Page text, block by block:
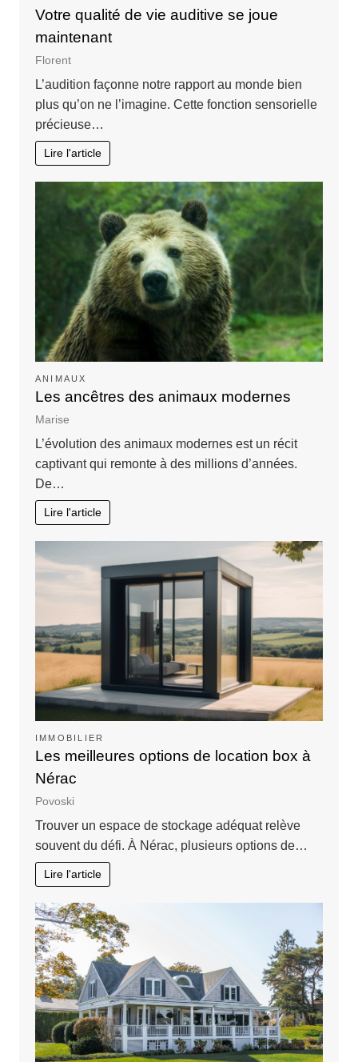
Votre qualité de vie auditive se joue
maintenant
Florent
L’audition façonne notre rapport au monde bien
plus qu’on ne l’imagine. Cette fonction sensorielle
précieuse…
Lire l'article
ANIMAUX
Les ancêtres des animaux modernes
Marise
L’évolution des animaux modernes est un récit
captivant qui remonte à des millions d’années.
De…
Lire l'article
IMMOBILIER
Les meilleures options de location box à
Nérac
Povoski
Trouver un espace de stockage adéquat relève
souvent du défi. À Nérac, plusieurs options de…
Lire l'article